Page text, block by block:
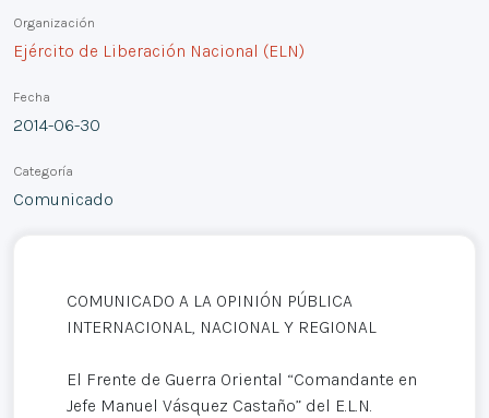
Organización
Ejército de Liberación Nacional (ELN)
Fecha
2014-06-30
Categoría
Comunicado
COMUNICADO A LA OPINIÓN PÚBLICA
INTERNACIONAL, NACIONAL Y REGIONAL
El Frente de Guerra Oriental “Comandante en
Jefe Manuel Vásquez Castaño” del E.L.N.